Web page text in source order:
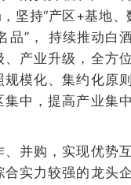
坚持“产区+基地
品”， 持续推动白
产业升级，全方
模化、集约化原
中，提高产业集
并购，实现优势
实力较强的龙头